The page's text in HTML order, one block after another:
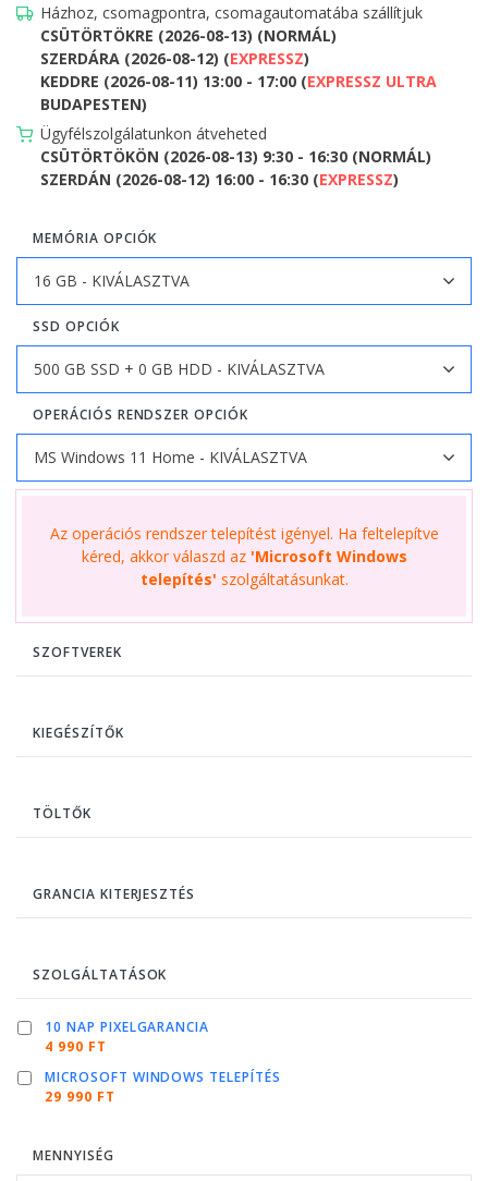
Házhoz, csomagpontra, csomagautomatába szállítjuk
CSÜTÖRTÖKRE (2026-08-13) (NORMÁL)
SZERDÁRA (2026-08-12) (EXPRESSZ)
KEDDRE (2026-08-11) 13:00 - 17:00 (EXPRESSZ ULTRA
BUDAPESTEN)
Ügyfélszolgálatunkon átveheted
CSÜTÖRTÖKÖN (2026-08-13) 9:30 - 16:30 (NORMÁL)
SZERDÁN (2026-08-12) 16:00 - 16:30 (EXPRESSZ)
MEMÓRIA OPCIÓK
SSD OPCIÓK
OPERÁCIÓS RENDSZER OPCIÓK
Az operációs rendszer telepítést igényel. Ha feltelepítve
kéred, akkor válaszd az 'Microsoft Windows
telepítés' szolgáltatásunkat.
SZOFTVEREK
KIEGÉSZÍTŐK
TÖLTŐK
GRANCIA KITERJESZTÉS
SZOLGÁLTATÁSOK
10 NAP PIXELGARANCIA
4 990 FT
MICROSOFT WINDOWS TELEPÍTÉS
29 990 FT
MENNYISÉG